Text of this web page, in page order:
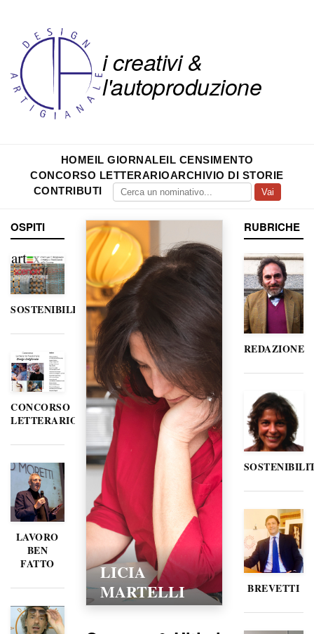
i creativi &
l'autoproduzione
HOMEIL GIORNALEIL CENSIMENTO
CONCORSO LETTERARIOARCHIVIO DI STORIE
CONTRIBUTI
Vai
OSPITI
SOSTENIBILITÀ
CONCORSO
LETTERARIO
LAVORO
BEN
FATTO
LICIA
MARTELLI
RUBRICHE
REDAZIONE
BREVETTI